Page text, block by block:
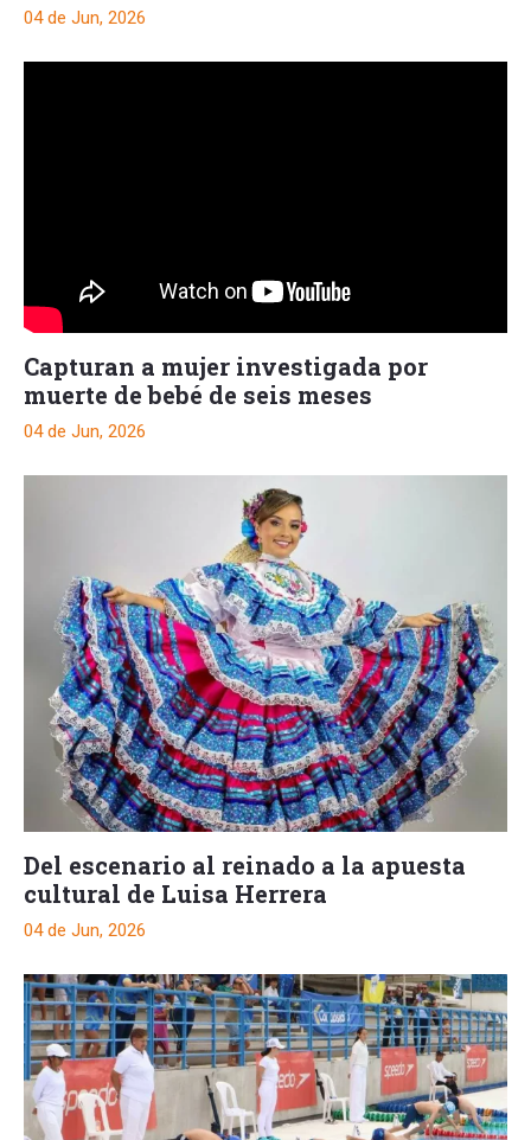
04 de Jun, 2026
Capturan a mujer investigada por
muerte de bebé de seis meses
04 de Jun, 2026
Del escenario al reinado a la apuesta
cultural de Luisa Herrera
04 de Jun, 2026